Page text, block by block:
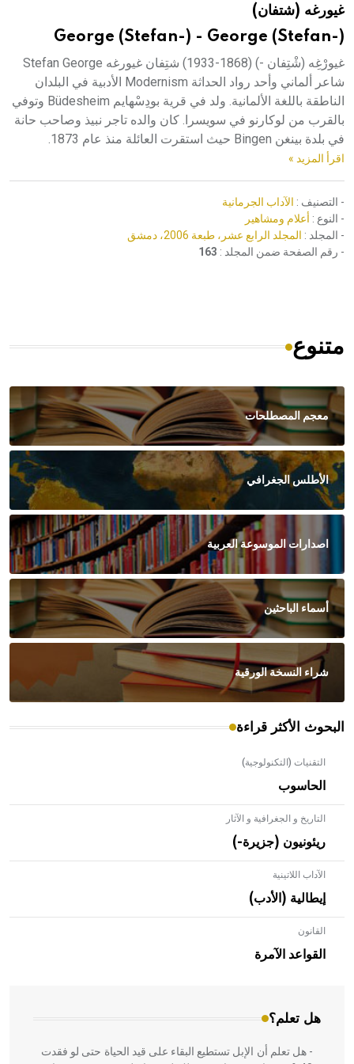
هيئة الموسوعة العربية تطلق موسوعات جديدة في عام 2026غيورغه (شتفان)
George (Stefan-) - George (Stefan-)
غيورْغِه (شْتِفان -) (1868-1933) شتِفان غيورغه Stefan George
شاعر ألماني وأحد رواد الحداثة Modernism الأدبية في البلدان
الناطقة باللغة الألمانية. ولد في قرية بودِسْهايم Büdesheim وتوفي
بالقرب من لوكارنو في سويسرا. كان والده تاجر نبيذ وصاحب حانة
في بلدة بينغن Bingen حيث استقرت العائلة منذ عام 1873.
اقرأ المزيد »
- التصنيف : الآداب الجرمانية
- النوع : أعلام ومشاهير
- المجلد : المجلد الرابع عشر، طبعة 2006، دمشق
- رقم الصفحة ضمن المجلد : 163
متنوع
معجم المصطلحات
الأطلس الجغرافي
اصدارات الموسوعة العربية
أسماء الباحثين
شراء النسخة الورقية
البحوث الأكثر قراءة
التقنيات (التكنولوجية)
الحاسوب
التاريخ و الجغرافية و الآثار
ريئونيون (جزيرة-)
الآداب اللاتينية
إيطالية (الأدب)
القانون
القواعد الآمرة
هل تعلم؟
- هل تعلم أن الأبلق نوع من الفنون الهندسية التي ارتبطت
بالعمارة الإسلامية في بلاد الشام ومصر خاصة، حيث يحرص
المعمار على بناء مداميكه وخاصة في الواجهات
- هل تعلم أن الإبل تستطيع البقاء على قيد الحياة حتى لو فقدت